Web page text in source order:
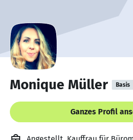
Monique Müller Basis
Ganzes Profil